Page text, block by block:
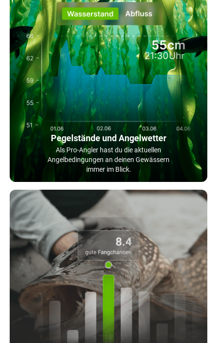
Pegelstände und Angelwetter
Als Pro-Angler hast du die aktuellen
Angelbedingungen an deinen Gewässern
immer im Blick.